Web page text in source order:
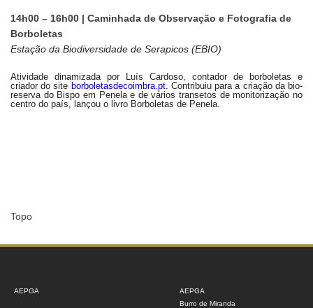
14h00 – 16h00 | Caminhada de Observação e Fotografia de
Borboletas
Estação da Biodiversidade de Serapicos (EBIO)
Atividade dinamizada por Luís Cardoso, contador de borboletas e
criador do site borboletasdecoimbra.pt. Contribuiu para a criação da bio-
reserva do Bispo em Penela e de vários transetos de monitorização no
centro do país, lançou o livro Borboletas de Penela.
Topo
AEPGA
AEPGA
Burro de Miranda